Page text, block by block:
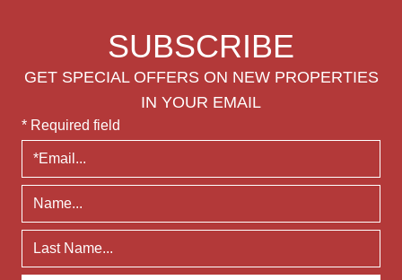
SUBSCRIBE
GET SPECIAL OFFERS ON NEW PROPERTIES
IN YOUR EMAIL
* Required field